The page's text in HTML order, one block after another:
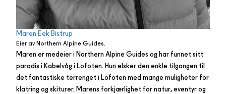
Maren Eek Bistrup
Eier av Northern Alpine Guides.
Maren er medeier i Northern Alpine Guides og har funnet sitt
paradis i Kabelvåg i Lofoten. Hun elsker den enkle tilgangen til
det fantastiske terrenget i Lofoten med mange muligheter for
klatring og skiturer. Marens forkjærlighet for natur, eventyr og